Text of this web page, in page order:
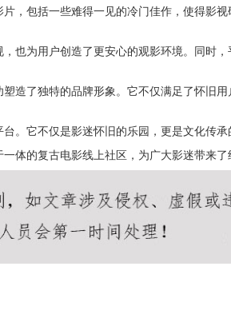
，包括一些难得一见的冷门佳作，使得影
也为用户创造了更安心的观影环境。同时
造了独特的品牌形象。它不仅满足了怀旧
。它不仅是影迷怀旧的乐园，更是文化传承
的复古电影线上社区，为广大影迷带来了